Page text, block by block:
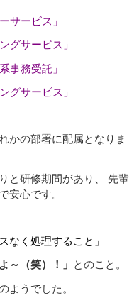
サービス」
グサービス」
事務受託」
グサービス」
かの部署に配属となりま
と研修期間があり、 先輩
安心です。
なく処理すること」
～（笑）！」 とのこと。
ようでした。